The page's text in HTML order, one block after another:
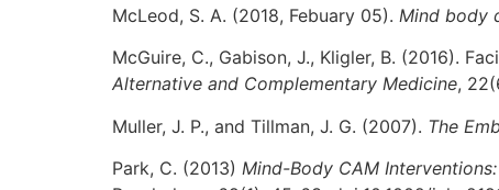
McLeod, S. A. (2018, Febuary 05). Mind body
McGuire, C., Gabison, J., Kligler, B. (2016).
Alternative and Complementary Medicine,
Muller, J. P., and Tillman, J. G. (2007). The
Park, C. (2013) Mind-Body CAM